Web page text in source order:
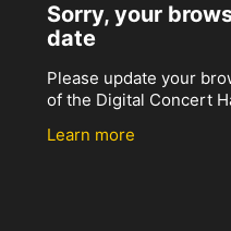
Sorry, your
date
Please update your
of the Digital Concert
Learn more